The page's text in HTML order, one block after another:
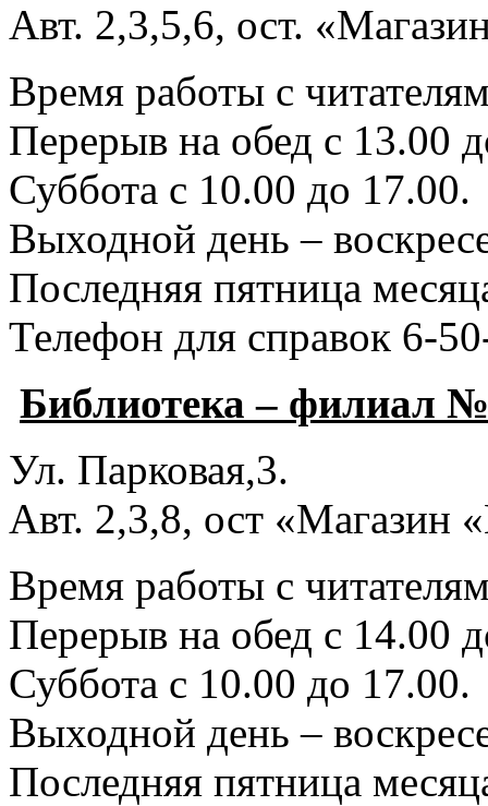
Авт. 2,3,5,6, ост.
Время работы с
Перерыв на обед с 13.00
Суббота с 10.00 до 17.00.
Выходной день –
Последняя пятница
Телефон для справок 6-
Библиотека – филиал
Ул. Парковая,3.
Авт. 2,3,8, ост «Магазин
Время работы с
Перерыв на обед с 14.00
Суббота с 10.00 до 17.00.
Выходной день –
Последняя пятница